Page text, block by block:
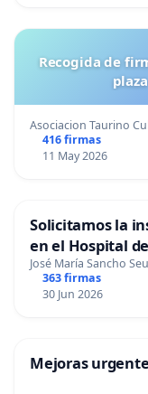
Recogida de
Asociacion Taurino
416 firmas
11 May 2026
Solicitamos la
en el Hospital
José María Sancho
363 firmas
30 Jun 2026
Mejoras